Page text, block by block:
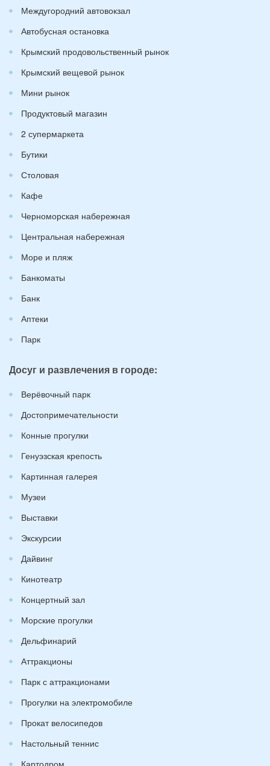
Междугородний автовокзал
Автобусная остановка
Крымский продовольственный рынок
Крымский вещевой рынок
Мини рынок
Продуктовый магазин
2 супермаркета
Бутики
Столовая
Кафе
Черноморская набережная
Центральная набережная
Море и пляж
Банкоматы
Банк
Аптеки
Парк
Досуг и развлечения в городе:
Верёвочный парк
Достопримечательности
Конные прогулки
Генуэзская крепость
Картинная галерея
Музеи
Выставки
Экскурсии
Дайвинг
Кинотеатр
Концертный зал
Морские прогулки
Дельфинарий
Аттракционы
Парк с аттракционами
Прогулки на электромобиле
Прокат велосипедов
Настольный теннис
Картодром